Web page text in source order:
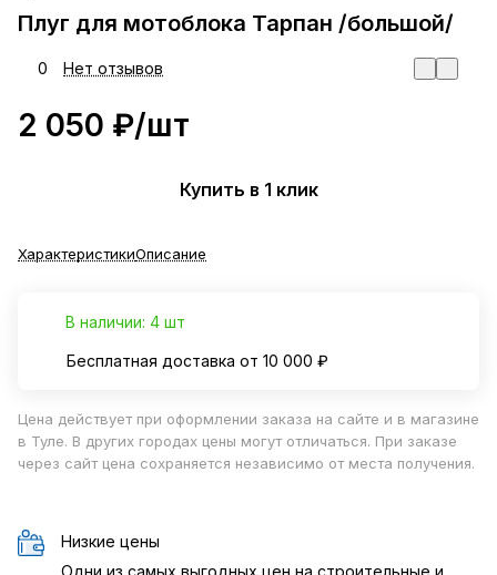
Плуг для мотоблока Тарпан /большой/
0 Нет отзывов
2 050 ₽/шт
Купить в 1 клик
ХарактеристикиОписание
В наличии: 4 шт
Бесплатная доставка от 10 000 ₽
Цена действует при оформлении заказа на сайте и в магазине
в Туле. В других городах цены могут отличаться. При заказе
через сайт цена сохраняется независимо от места получения.
Низкие цены